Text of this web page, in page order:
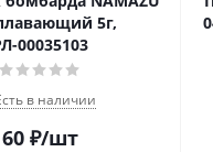
5г,
00035103
в наличии
60 ₽/шт